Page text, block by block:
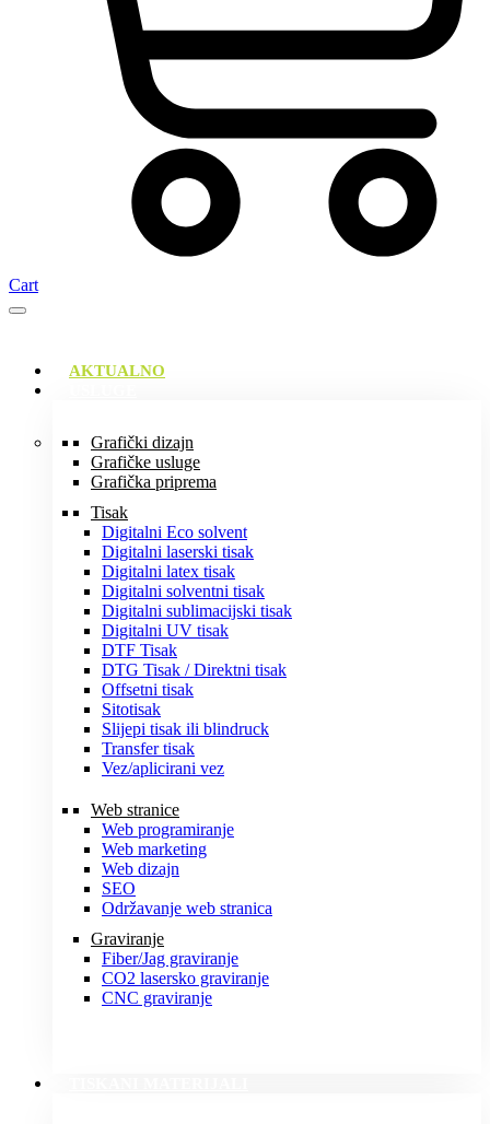
Cart
AKTUALNO
Grafički dizajn
Grafičke usluge
Grafička priprema
Tisak
Digitalni Eco solvent
Digitalni laserski tisak
Digitalni latex tisak
Digitalni solventni tisak
Digitalni sublimacijski tisak
Digitalni UV tisak
DTF Tisak
DTG Tisak / Direktni tisak
Offsetni tisak
Sitotisak
Slijepi tisak ili blindruck
Transfer tisak
Vez/aplicirani vez
Web stranice
Web programiranje
Web marketing
Web dizajn
SEO
Održavanje web stranica
Graviranje
Fiber/Jag graviranje
CO2 lasersko graviranje
CNC graviranje